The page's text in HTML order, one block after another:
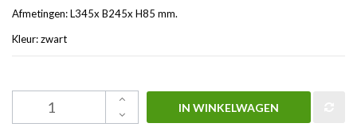
Afmetingen: L345x B245x H85 mm.
Kleur: zwart
IN WINKELWAGEN